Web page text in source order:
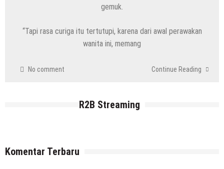
6 Agustus 2026
Masih Buka Atau Tutup ?? Nasib Dapur
SPPG Mondoteko 3, Usai Dugaan
musa r2b
(Temuan Mayat Laki-Laki Di Pinggir
Sejumlah Tips Membeli Tanah Kapling,
gemuk.
“Tapi rasa curiga itu tertutupi, karena dari awal perawakan
wanita ini, memang
No comment Continue Reading
R2B Streaming
Komentar Terbaru